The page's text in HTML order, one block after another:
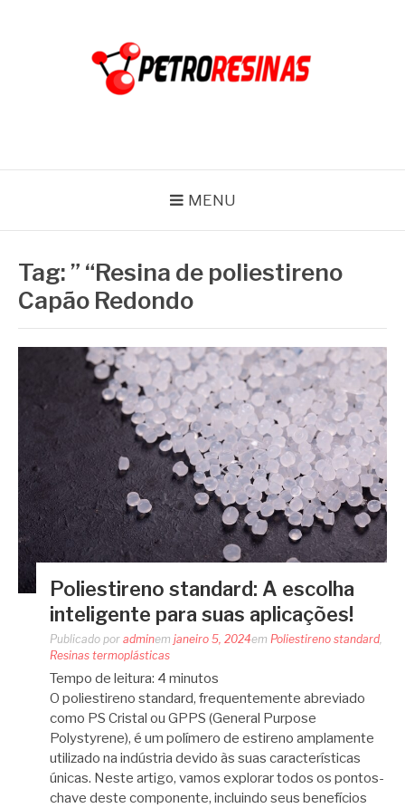
MENU
Tag: ” “Resina de poliestireno
Capão Redondo
Poliestireno standard: A escolha
inteligente para suas aplicações!
Publicado por adminem janeiro 5, 2024em Poliestireno standard
Resinas termoplásticas
Tempo de leitura: 4 minutos
O poliestireno standard, frequentemente abreviado
como PS Cristal ou GPPS (General Purpose
Polystyrene), é um polímero de estireno amplamente
utilizado na indústria devido às suas características
únicas. Neste artigo, vamos explorar todos os pontos-
chave deste componente, incluindo seus benefícios